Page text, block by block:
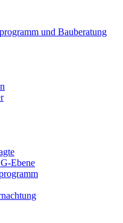
und Bauberatung
Ebene